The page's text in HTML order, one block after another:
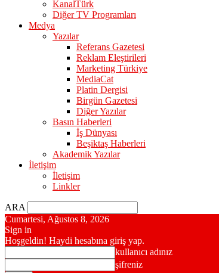
KanalTürk
Diğer TV Programları
Medya
Yazılar
Referans Gazetesi
Reklam Eleştirileri
Marketing Türkiye
MediaCat
Platin Dergisi
Birgün Gazetesi
Diğer Yazılar
Basın Haberleri
İş Dünyası
Beşiktaş Haberleri
Akademik Yazılar
İletişim
İletişim
Linkler
ARA
Cumartesi, Ağustos 8, 2026
Sign in
Hoşgeldin! Haydi hesabına giriş yap.
kullanıcı adınız
şifreniz